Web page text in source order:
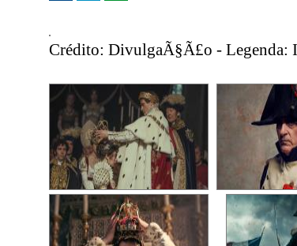
Crédito: DivulgaÃ§Ã£o - Legenda: